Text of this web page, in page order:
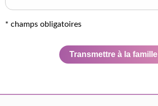
* champs obligatoires
Transmettre à la famille